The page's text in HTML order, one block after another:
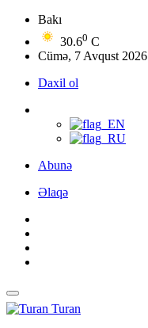
Bakı
30.60 C
Cümə, 7 Avqust 2026
Daxil ol
Abunə
Əlaqə
Turan